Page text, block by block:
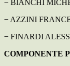
− BIANCHI
−AZZINI
− FINARDI
COMPONENTE